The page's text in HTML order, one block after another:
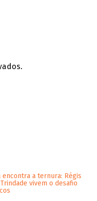
encontra a ternura: Régis
vivem o desafio